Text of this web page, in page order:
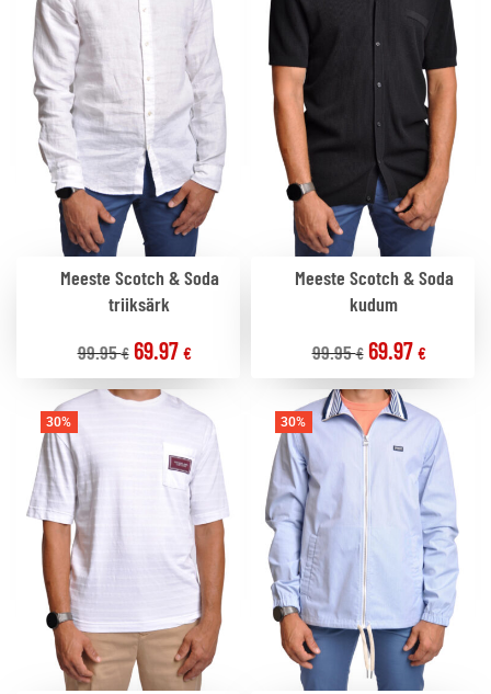
Meeste Scotch & Soda
triiksärk
99.95€ 69.97 €
Meeste Scotch & Soda
kudum
99.95€ 69.97 €
30% 30%